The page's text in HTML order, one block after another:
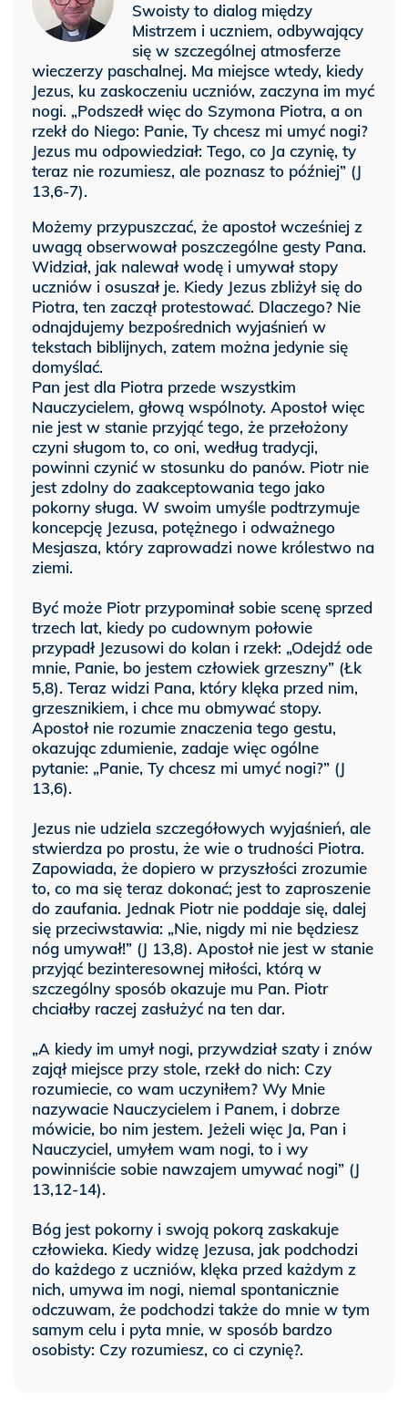
Swoisty to dialog między
Mistrzem i uczniem, odbywający
się w szczególnej atmosferze
wieczerzy paschalnej. Ma miejsce wtedy, kiedy
Jezus, ku zaskoczeniu uczniów, zaczyna im myć
nogi. „Podszedł więc do Szymona Piotra, a on
rzekł do Niego: Panie, Ty chcesz mi umyć nogi?
Jezus mu odpowiedział: Tego, co Ja czynię, ty
teraz nie rozumiesz, ale poznasz to później” (J
13,6-7).
Możemy przypuszczać, że apostoł wcześniej z
uwagą obserwował poszczególne gesty Pana.
Widział, jak nalewał wodę i umywał stopy
uczniów i osuszał je. Kiedy Jezus zbliżył się do
Piotra, ten zaczął protestować. Dlaczego? Nie
odnajdujemy bezpośrednich wyjaśnień w
tekstach biblijnych, zatem można jedynie się
domyślać.
Pan jest dla Piotra przede wszystkim
Nauczycielem, głową wspólnoty. Apostoł więc
nie jest w stanie przyjąć tego, że przełożony
czyni sługom to, co oni, według tradycji,
powinni czynić w stosunku do panów. Piotr nie
jest zdolny do zaakceptowania tego jako
pokorny sługa. W swoim umyśle podtrzymuje
koncepcję Jezusa, potężnego i odważnego
Mesjasza, który zaprowadzi nowe królestwo na
ziemi.
Być może Piotr przypominał sobie scenę sprzed
trzech lat, kiedy po cudownym połowie
przypadł Jezusowi do kolan i rzekł: „Odejdź ode
mnie, Panie, bo jestem człowiek grzeszny” (Łk
5,8). Teraz widzi Pana, który klęka przed nim,
grzesznikiem, i chce mu obmywać stopy.
Apostoł nie rozumie znaczenia tego gestu,
okazując zdumienie, zadaje więc ogólne
pytanie: „Panie, Ty chcesz mi umyć nogi?” (J
13,6).
Jezus nie udziela szczegółowych wyjaśnień, ale
stwierdza po prostu, że wie o trudności Piotra.
Zapowiada, że dopiero w przyszłości zrozumie
to, co ma się teraz dokonać; jest to zaproszenie
do zaufania. Jednak Piotr nie poddaje się, dalej
się przeciwstawia: „Nie, nigdy mi nie będziesz
nóg umywał!” (J 13,8). Apostoł nie jest w stanie
przyjąć bezinteresownej miłości, którą w
szczególny sposób okazuje mu Pan. Piotr
chciałby raczej zasłużyć na ten dar.
„A kiedy im umył nogi, przywdział szaty i znów
zajął miejsce przy stole, rzekł do nich: Czy
rozumiecie, co wam uczyniłem? Wy Mnie
nazywacie Nauczycielem i Panem, i dobrze
mówicie, bo nim jestem. Jeżeli więc Ja, Pan i
Nauczyciel, umyłem wam nogi, to i wy
powinniście sobie nawzajem umywać nogi” (J
13,12-14).
Bóg jest pokorny i swoją pokorą zaskakuje
człowieka. Kiedy widzę Jezusa, jak podchodzi
do każdego z uczniów, klęka przed każdym z
nich, umywa im nogi, niemal spontanicznie
odczuwam, że podchodzi także do mnie w tym
samym celu i pyta mnie, w sposób bardzo
osobisty: Czy rozumiesz, co ci czynię?.